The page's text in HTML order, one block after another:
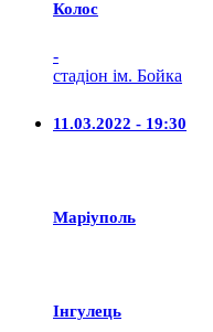
Колос
-
стадіон ім. Бойка
11.03.2022 - 19:30
Маріуполь
Iнгулець